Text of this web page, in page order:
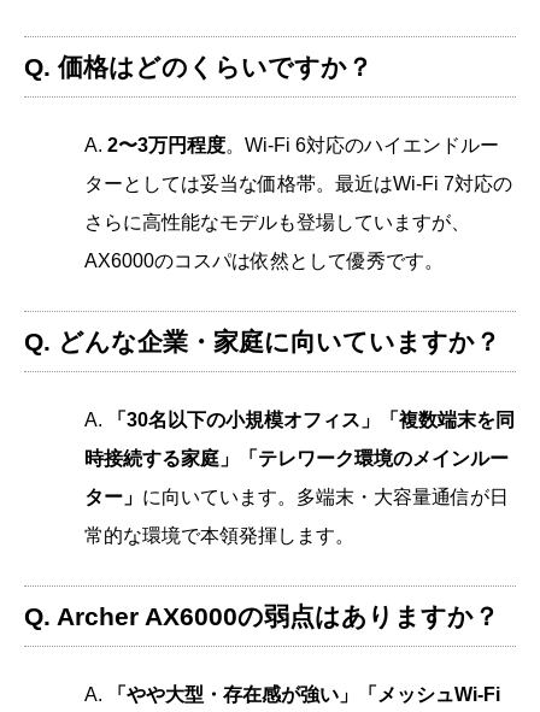
Q. 価格はどのくらいですか？
A. 2〜3万円程度。Wi-Fi 6対応のハイエンドルー
ターとしては妥当な価格帯。最近はWi-Fi 7対応の
さらに高性能なモデルも登場していますが、
AX6000のコスパは依然として優秀です。
Q. どんな企業・家庭に向いていますか？
A.
「30名以下の小規模オフィス」「複数端末を同
時接続する家庭」「テレワーク環境のメインルー
ター」 に向いています。多端末・大容量通信が日
常的な環境で本領発揮します。
Q. Archer AX6000の弱点はありますか？
A. 「やや大型・存在感が強い」「メッシュWi-Fi